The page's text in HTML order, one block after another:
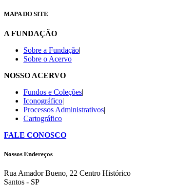
MAPA DO SITE
A FUNDAÇÃO
Sobre a Fundação|
Sobre o Acervo
NOSSO ACERVO
Fundos e Coleções|
Iconográfico|
Processos Administrativos|
Cartográfico
FALE CONOSCO
Nossos Endereços
Rua Amador Bueno, 22 Centro Histórico
Santos - SP